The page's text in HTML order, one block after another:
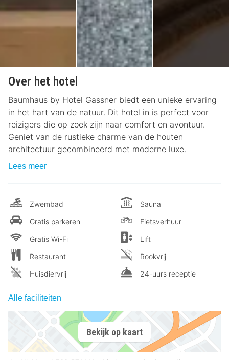
Over het hotel
Baumhaus by Hotel Gassner biedt een unieke ervaring
in het hart van de natuur. Dit hotel in is perfect voor
reizigers die op zoek zijn naar comfort en avontuur.
Geniet van de rustieke charme van de houten
architectuur gecombineerd met moderne luxe.
Lees meer
Zwembad
Gratis parkeren
Gratis Wi-Fi
Restaurant
Huisdiervrij
Sauna
Fietsverhuur
Lift
Rookvrij
24-uurs receptie
Alle faciliteiten
Bekijk op kaart